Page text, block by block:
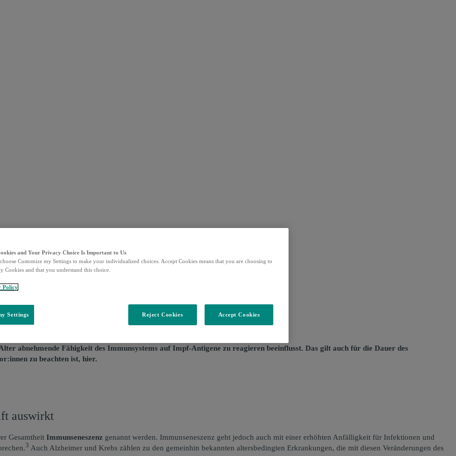
Alterns
abnehmende Fähigkeit des Immunsystems auf Impf-Antigene zu reagieren beeinflusst. Das gilt auch für die Dauer des
zu beachten ist, hier.
auswirkt
Gesamtheit Immunseneszenz genannt werden. Immunseneszenz geht jedoch auch mit einer erhöhten Anfälligkeit für Infektionen und
3 Auch Alzheimer und Krebs zählen zu den gemeinhin bekannten altersbedingten Erkrankungen, die mit diesen Veränderungen des
and Your Privacy Choice Is Important to Us
Customize my Settings to make your individualized choices. Accept Cookies means that you are choosing to
Cookies and that you understand this choice.
Policy
Settings Reject Cookies Accept Cookies